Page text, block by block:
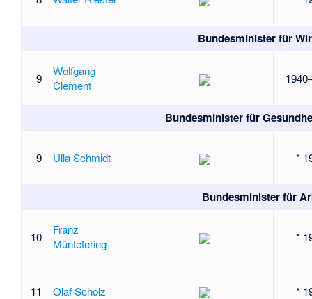
Bundesminister für
9
Wolfgang
Clement
Bundesminister für
9 Ulla Schmidt *
Bundesminister für
10
Franz
Müntefering
*
11 Olaf Scholz *